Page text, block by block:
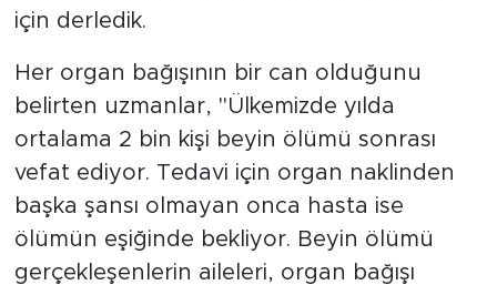
için derledik.
Her organ bağışının bir can olduğunu
belirten uzmanlar, "Ülkemizde yılda
ortalama 2 bin kişi beyin ölümü sonrası
vefat ediyor. Tedavi için organ naklinden
başka şansı olmayan onca hasta ise
ölümün eşiğinde bekliyor. Beyin ölümü
gerçekleşenlerin aileleri, organ bağışı